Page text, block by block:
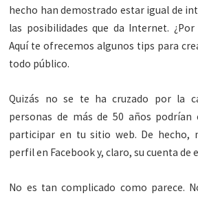
hecho han demostrado estar igual de
las posibilidades que da Internet. ¿Por
Aquí te ofrecemos algunos tips para
todo público.
Quizás no se te ha cruzado por la
personas de más de 50 años podrían
participar en tu sitio web. De hecho,
perfil en Facebook y, claro, su cuenta de
No es tan complicado como parece.